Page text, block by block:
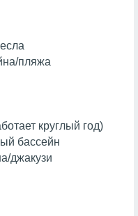
пляжа
круглый год)
бассейн
джакузи